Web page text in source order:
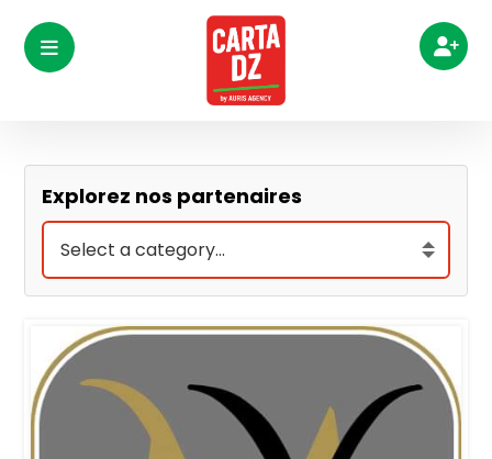
Explorez nos partenaires